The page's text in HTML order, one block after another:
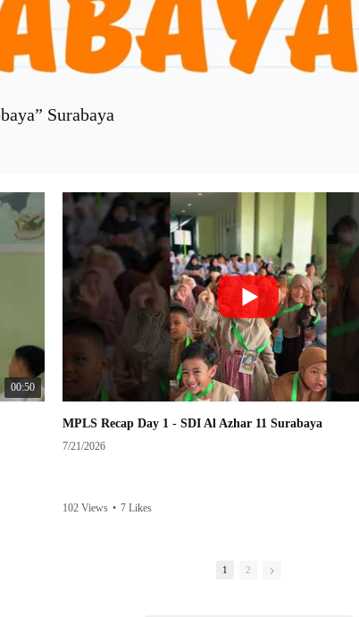
Surabaya
00:50
MPLS Recap Day 1 - SDI Al Azhar 11 Surabaya
7/21/2026
102 Views • 7 Likes
1 2